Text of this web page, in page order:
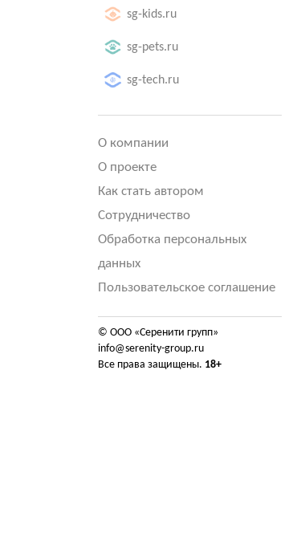
sg-kids.ru
sg-pets.ru
sg-tech.ru
О компании
О проекте
Как стать автором
Сотрудничество
Обработка персональных
данных
Пользовательское соглашение
© ООО «Серенити групп»
info@serenity-group.ru
Все права защищены. 18+